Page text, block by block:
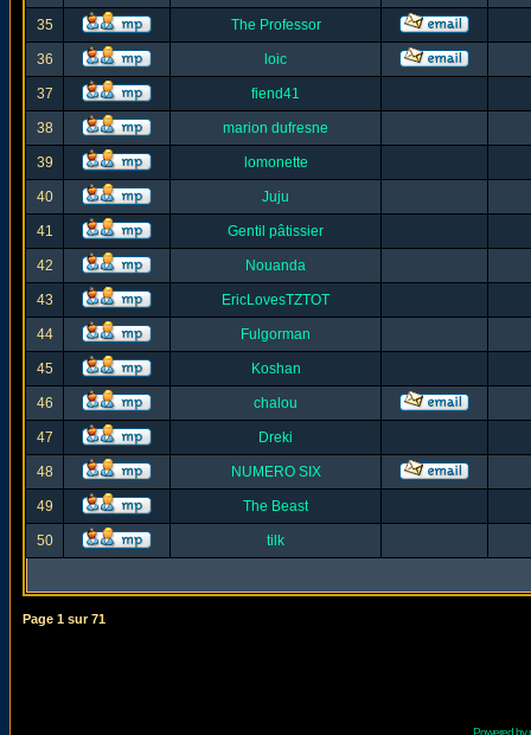
35 The Professor
36 loic
37 fiend41
38 marion dufresne
39 lomonette
40 Juju
41 Gentil pâtissier
42 Nouanda
43 EricLovesTZTOT
44 Fulgorman
45 Koshan
46 chalou
47 Dreki
48 NUMERO SIX
49 The Beast
50 tilk
Page 1 sur71
Powered by